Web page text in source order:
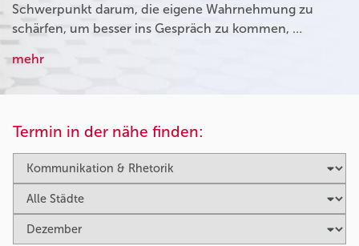
Schwerpunkt darum, die eigene Wahrnehmung zu
schärfen, um besser ins Gespräch zu kommen, …
mehr
Termin in der nähe finden: